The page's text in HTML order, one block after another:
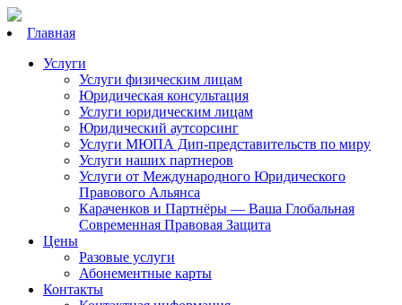
Главная
Услуги
Услуги физическим лицам
Юридическая консультация
Услуги юридическим лицам
Юридический аутсорсинг
Услуги МЮПА Дип-представительств по миру
Услуги наших партнеров
Услуги от Международного Юридического
Правового Альянса
Караченков и Партнёры — Ваша Глобальная
Современная Правовая Защита
Цены
Разовые услуги
Абонементные карты
Контакты